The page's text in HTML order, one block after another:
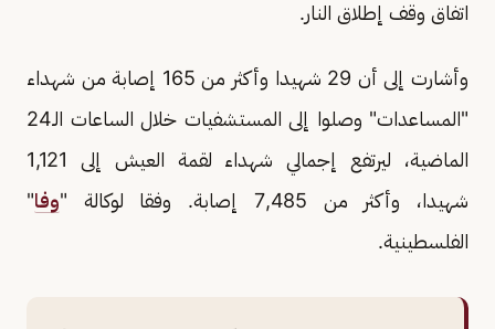
اتفاق وقف إطلاق النار.
وأشارت إلى أن 29 شهيدا وأكثر من 165 إصابة من شهداء
"المساعدات" وصلوا إلى المستشفيات خلال الساعات الـ24
الماضية، ليرتفع إجمالي شهداء لقمة العيش إلى 1,121
شهيدا، وأكثر من 7,485 إصابة. وفقا لوكالة "
وفا"
الفلسطينية.